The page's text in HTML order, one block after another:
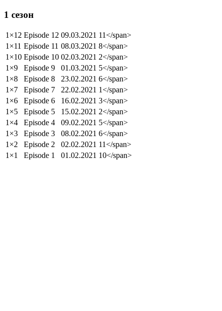
1 сезон
1×12 Episode 12 09.03.2021 11</span>
1×11 Episode 11 08.03.2021 8</span>
1×10 Episode 10 02.03.2021 2</span>
1×9
Episode 9 01.03.2021 5</span>
1×8
Episode 8 23.02.2021 6</span>
1×7
Episode 7 22.02.2021 1</span>
1×6
Episode 6 16.02.2021 3</span>
1×5
Episode 5 15.02.2021 2</span>
1×4
Episode 4 09.02.2021 5</span>
1×3
Episode 3 08.02.2021 6</span>
1×2
Episode 2 02.02.2021 11</span>
1×1
Episode 1 01.02.2021 10</span>